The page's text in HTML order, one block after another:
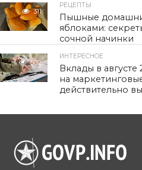
311
РЕЦЕПТЫ
Пышные
яблоками:
сочной начинки
502
ИНТЕРЕСНОЕ
Вклады в августе
на
действительно